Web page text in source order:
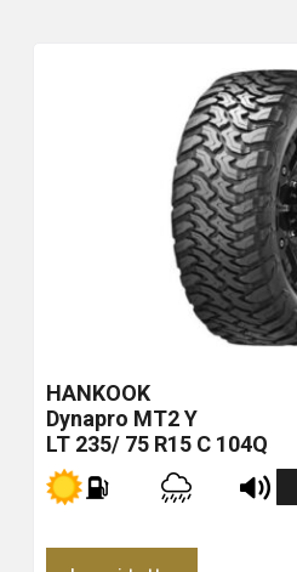
HANKOOK
Dynapro MT2 Y
LT 235/ 75 R15 C 104Q